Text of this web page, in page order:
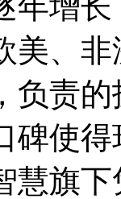
美、
负责
碑使
慧旗